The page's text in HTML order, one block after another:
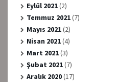
Eylül 2021(2)
Temmuz 2021(7)
Mayıs 2021(2)
Nisan 2021(4)
Mart 2021(3)
Şubat 2021(7)
Aralık 2020(17)